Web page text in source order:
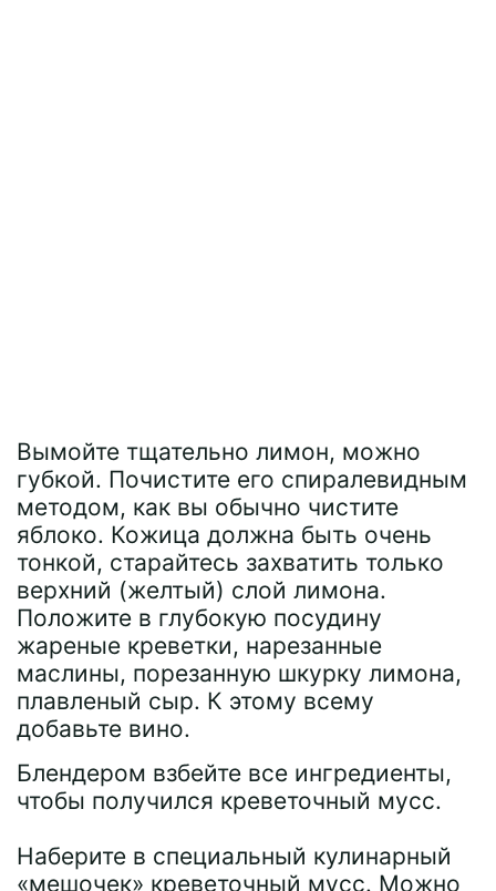
Вымойте тщательно лимон, можно
губкой. Почистите его спиралевидным
методом, как вы обычно чистите
яблоко. Кожица должна быть очень
тонкой, старайтесь захватить только
верхний (желтый) слой лимона.
Положите в глубокую посудину
жареные креветки, нарезанные
маслины, порезанную шкурку лимона,
плавленый сыр. К этому всему
добавьте вино.
Блендером взбейте все ингредиенты,
чтобы получился креветочный мусс.
Наберите в специальный кулинарный
«мешочек» креветочный мусс. Можно